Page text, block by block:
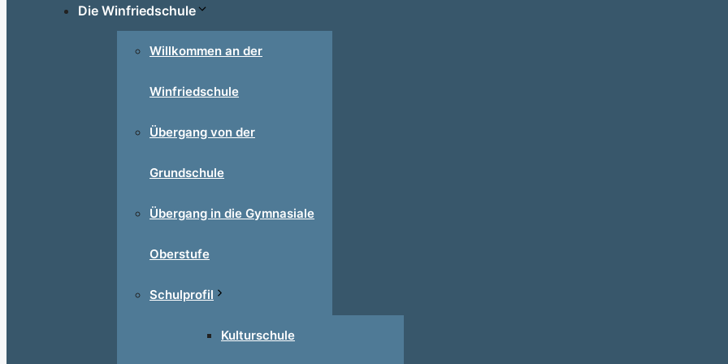
Die Winfriedschule
Willkommen an der
Winfriedschule
Übergang von der
Grundschule
Übergang in die Gymnasiale
Oberstufe
Schulprofil
Kulturschule